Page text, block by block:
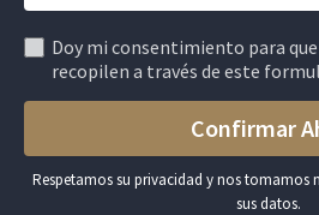
Doy mi consentimiento para
recopilen a través de este
Respetamos su privacidad y nos tomamos
sus datos.